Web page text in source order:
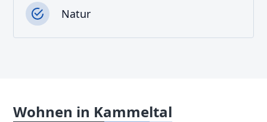
Natur
Wohnen in Kammeltal